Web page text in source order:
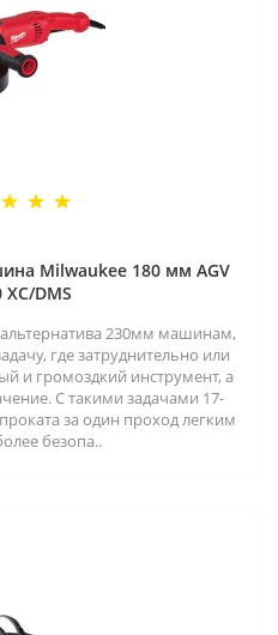
Milwaukee 180 мм AGV
XC/DMS
230мм машинам,
где затруднительно или
и громоздкий инструмент, а
С такими задачами 17-
за один проход легким
безопа..